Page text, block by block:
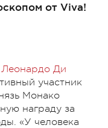
от Viva!
Леонардо Ди
участник
Монако
награду за
«У человека